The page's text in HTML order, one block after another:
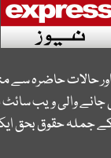
حالات حاضرہ سے
والی ویب
کے جملہ حقوق بحق